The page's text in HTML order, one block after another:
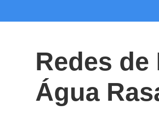
Redes
Água